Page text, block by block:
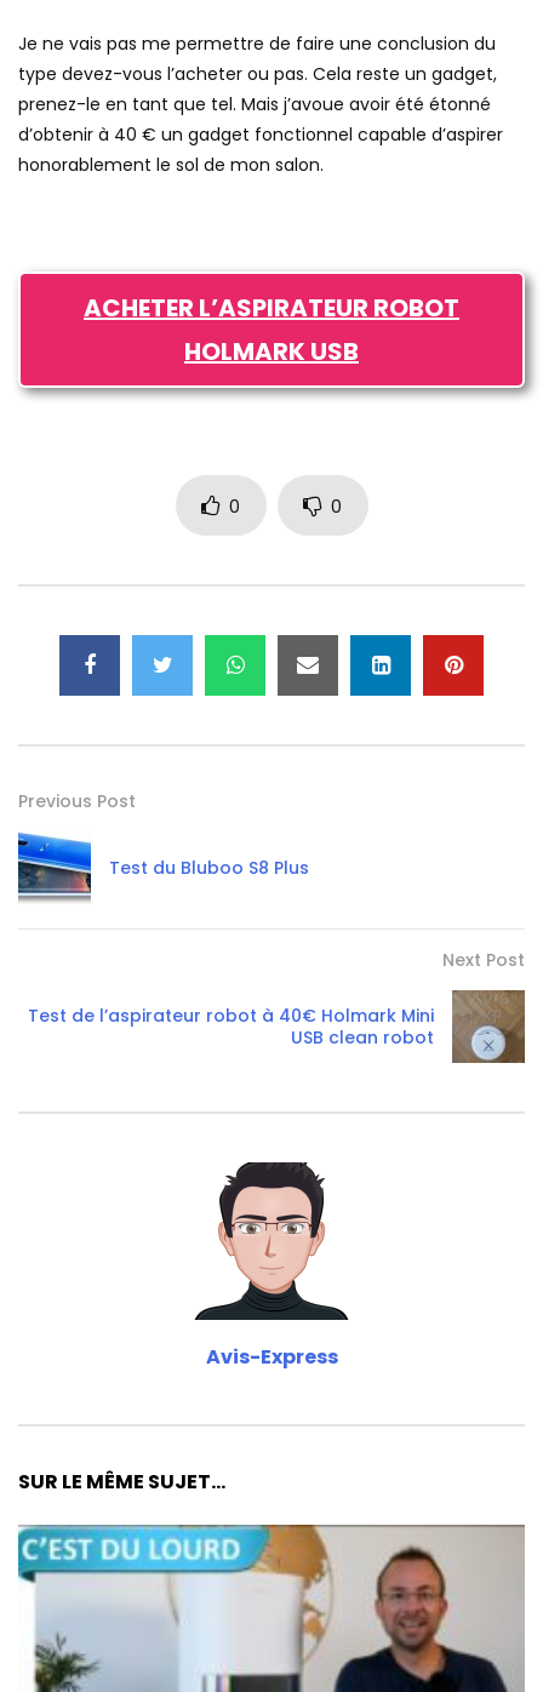
Je ne vais pas me permettre de faire une conclusion du
type devez-vous l’acheter ou pas. Cela reste un gadget,
prenez-le en tant que tel. Mais j’avoue avoir été étonné
d’obtenir à 40 € un gadget fonctionnel capable d’aspirer
honorablement le sol de mon salon.
ACHETER L’ASPIRATEUR ROBOT
HOLMARK USB
0 0
Previous Post
Test du Bluboo S8 Plus
Next Post
Test de l’aspirateur robot à 40€ Holmark Mini
USB clean robot
Avis-Express
SUR LE MÊME SUJET...